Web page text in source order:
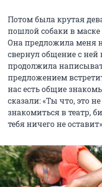
Потом была крутая
пошлой собаки в маске
Она предложила меня
свернул общение с
продолжила
предложением
нас есть общие
сказали: «Ты что, это
знакомиться в театр,
тебя ничего не